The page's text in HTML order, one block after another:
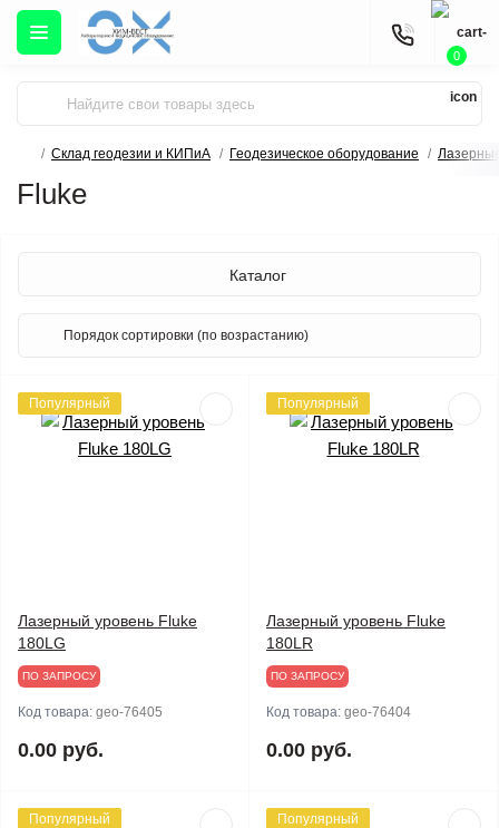
0
Склад геодезии и КИПиА Геодезическое оборудование
Fluke
Каталог
Популярный
Лазерный уровень Fluke
180LG
ПО ЗАПРОСУ
Код товара: geo-76405
0.00 руб.
Популярный
Лазерный уровень Fluke
180LR
ПО ЗАПРОСУ
Код товара: geo-76404
0.00 руб.
Популярный Популярный